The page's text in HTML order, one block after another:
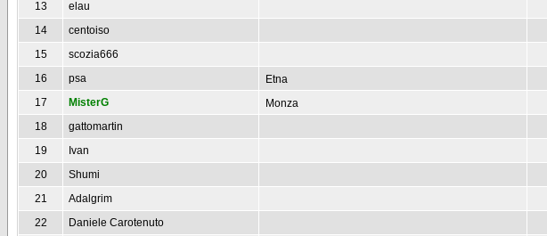
13
elau
14
centoiso
15
scozia666
16
psa Etna
17
MisterG Monza
18
gattomartin
19
Ivan
20
Shumi
21
Adalgrim
22
Daniele Carotenuto